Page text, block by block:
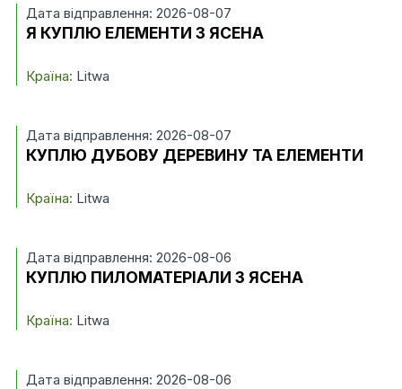
Дата відправлення: 2026-08-07
Я КУПЛЮ ЕЛЕМЕНТИ З ЯСЕНА
Країна: Litwa
Дата відправлення: 2026-08-07
КУПЛЮ ДУБОВУ ДЕРЕВИНУ ТА ЕЛЕМЕНТИ
Країна: Litwa
Дата відправлення: 2026-08-06
КУПЛЮ ПИЛОМАТЕРІАЛИ З ЯСЕНА
Країна: Litwa
Дата відправлення: 2026-08-06